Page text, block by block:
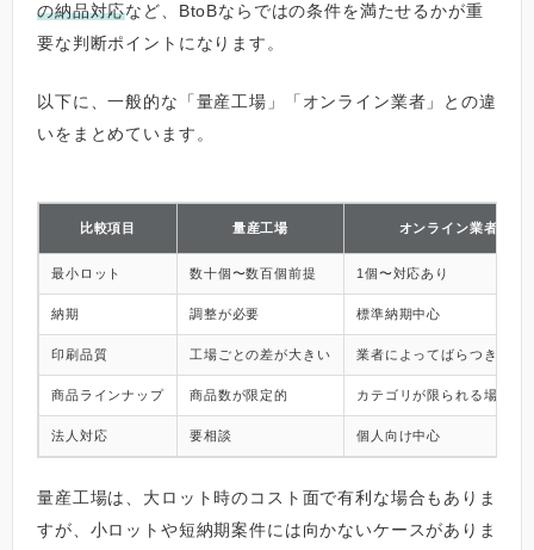
の納品対応など、BtoBならではの条件を満たせるかが重
要な判断ポイントになります。
以下に、一般的な「量産工場」「オンライン業者」との違
いをまとめています。
比較項目 量産工場 オンライン業者
最小ロット 数十個〜数百個前提 1個〜対応あり
納期 調整が必要 標準納期中心
印刷品質 工場ごとの差が大きい 業者によってばらつきあり
商品ラインナップ 商品数が限定的 カテゴリが限られる場合あ
法人対応 要相談 個人向け中心
量産工場は、大ロット時のコスト面で有利な場合もありま
すが、小ロットや短納期案件には向かないケースがありま